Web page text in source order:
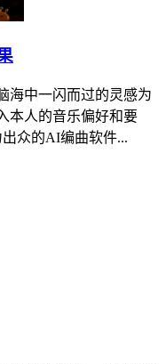
海中一闪而过的灵感为
本人的音乐偏好和要
众的AI编曲软件...